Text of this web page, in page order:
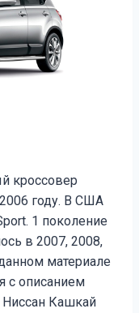
кроссовер
году. В США
1 поколение
в 2007, 2008,
материале
с описанием
Ниссан Кашкай